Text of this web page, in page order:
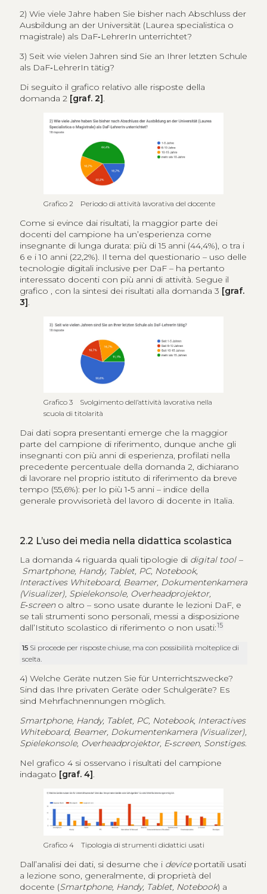
2) Wie viele Jahre haben Sie bisher nach Abschluss der
Ausbildung an der Universität (Laurea specialistica o
magistrale) als DaF‑LehrerIn unterrichtet?
3) Seit wie vielen Jahren sind Sie an Ihrer letzten Schule
als DaF‑LehrerIn tätig?
Di seguito il grafico relativo alle risposte della
domanda 2 [graf. 2].
Grafico 2 Periodo di attività lavorativa del docente
Come si evince dai risultati, la maggior parte dei
docenti del campione ha un’esperienza come
insegnante di lunga durata: più di 15 anni (44,4%), o tra i
6 e i 10 anni (22,2%). Il tema del questionario – uso delle
tecnologie digitali inclusive per DaF – ha pertanto
interessato docenti con più anni di attività. Segue il
grafico , con la sintesi dei risultati alla domanda 3 [graf.
3] .
Grafico 3 Svolgimento dell’attività lavorativa nella
scuola di titolarità
Dai dati sopra presentanti emerge che la maggior
parte del campione di riferimento, dunque anche gli
insegnanti con più anni di esperienza, profilati nella
precedente percentuale della domanda 2, dichiarano
di lavorare nel proprio istituto di riferimento da breve
tempo (55,6%): per lo più 1‑5 anni – indice della
generale provvisorietà del lavoro di docente in Italia.
2.2 L’uso dei media nella didattica scolastica
La domanda 4 riguarda quali tipologie di digital tool –
Smartphone, Handy, Tablet, PC, Notebook,
Interactives Whiteboard, Beamer, Dokumentenkamera
(Visualizer), Spielekonsole, Overheadprojektor,
E‑screeno altro – sono usate durante le lezioni DaF, e
se tali strumenti sono personali, messi a disposizione
dall’Istituto scolastico di riferimento o non usati:15
15 Si procede per risposte chiuse, ma con possibilità molteplice di
scelta.
4) Welche Geräte nutzen Sie für Unterrichtszwecke?
Sind das Ihre privaten Geräte oder Schulgeräte? Es
sind Mehrfachnennungen möglich.
Smartphone, Handy, Tablet, PC, Notebook, Interactives
Whiteboard, Beamer, Dokumentenkamera (Visualizer),
Spielekonsole, Overheadprojektor, E‑screen, Sonstiges.
Nel grafico 4 si osservano i risultati del campione
indagato [graf. 4].
Grafico 4 Tipologia di strumenti didattici usati
Dall’analisi dei dati, si desume che i deviceportatili usati
a lezione sono, generalmente, di proprietà del
docente (Smartphone, Handy, Tablet, Notebook) a